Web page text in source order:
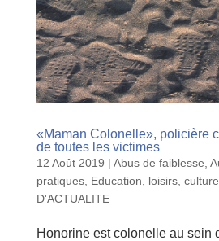
«Maman Colonelle», policière
de toutes les victimes
12 Août 2019 | Abus de faiblesse
pratiques, Education, loisirs, culture
D'ACTUALITE
Honorine est colonelle au sein